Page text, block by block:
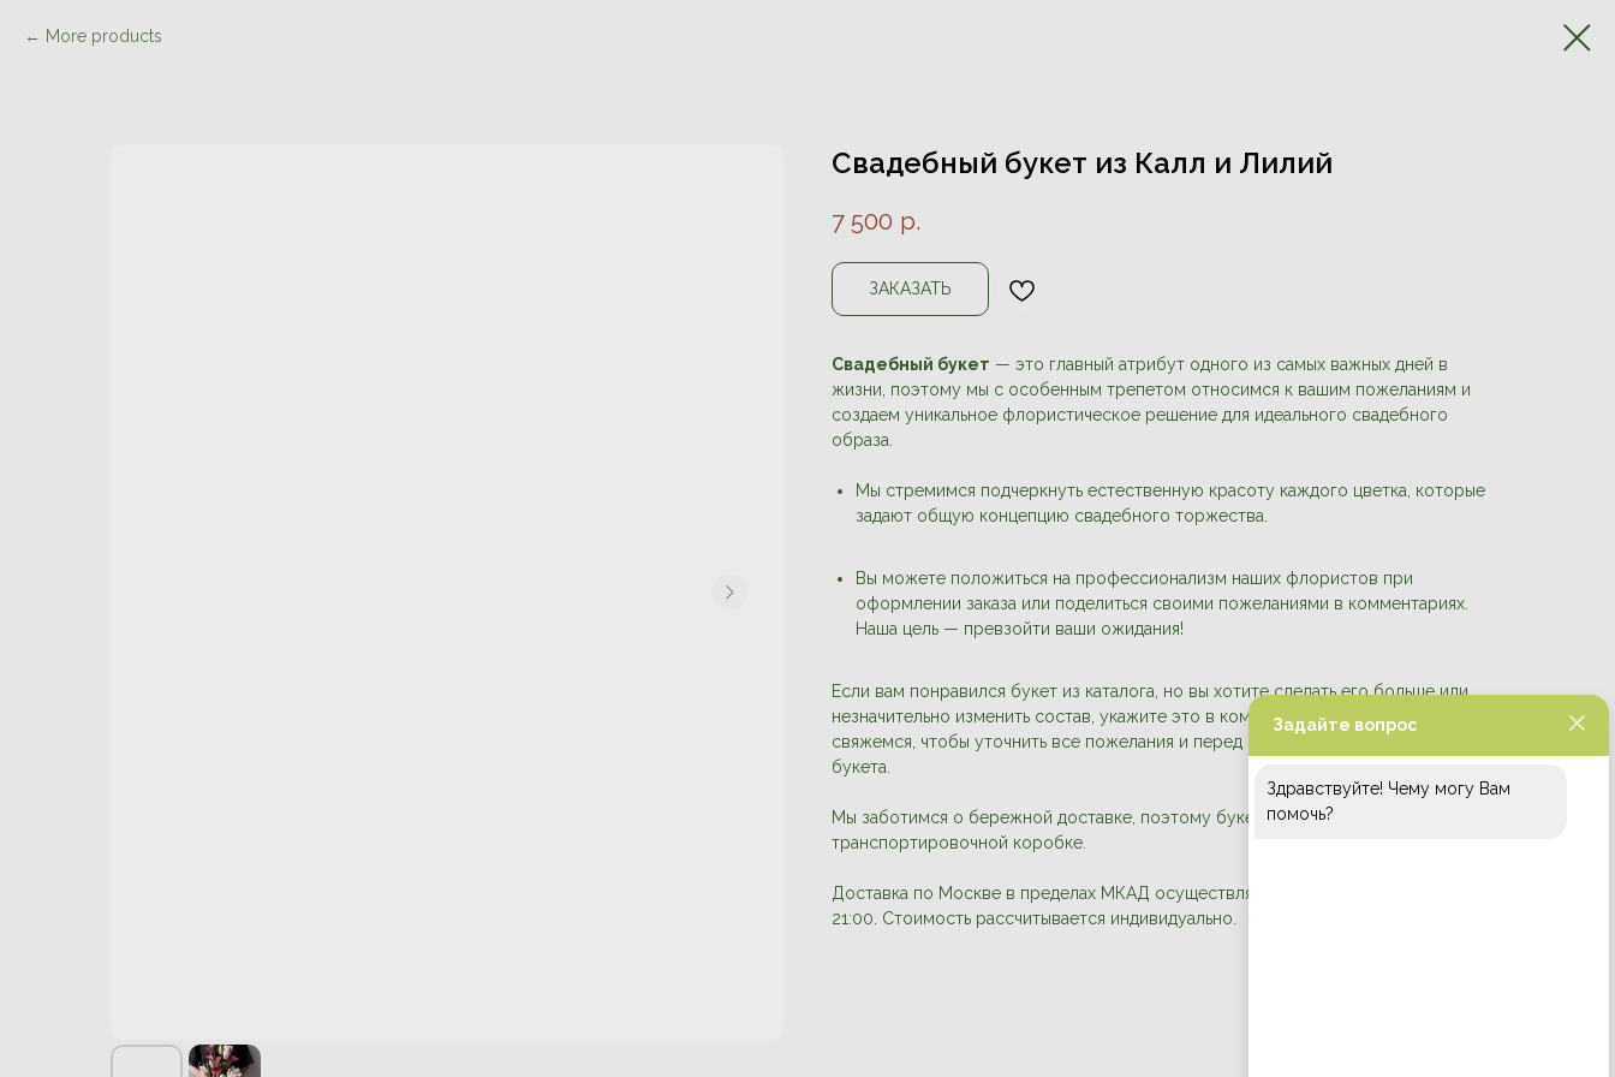
More products
Свадебный букет из Калл и Лилий
7 500 р.
ЗАКАЗАТЬ
Свадебный букет — это главный атрибут одного из самых важных дней в
жизни, поэтому мы с особенным трепетом относимся к вашим пожеланиям и
создаем уникальное флористическое решение для идеального свадебного
образа.
Мы стремимся подчеркнуть естественную красоту каждого цветка, которые
задают общую концепцию свадебного торжества.
Вы можете положиться на профессионализм наших флористов при
оформлении заказа или поделиться своими пожеланиями в комментариях.
Наша цель — превзойти ваши ожидания!
Если вам понравился букет из каталога, но вы хотите сделать его больше или
незначительно изменить состав, укажите это в комментариях к заказу. Мы
свяжемся, чтобы уточнить все пожелания и перед отправкой пришлём вам фото
букета.
Мы заботимся о бережной доставке, поэтому букеты отправляются в аквапаке и
транспортировочной коробке.
Доставка по Москве в пределах МКАД осуществляется ежедневно с 9:30 до
21:00. Стоимость рассчитывается индивидуально.
Задайте вопрос
Здравствуйте! Чему могу Вам
помочь?